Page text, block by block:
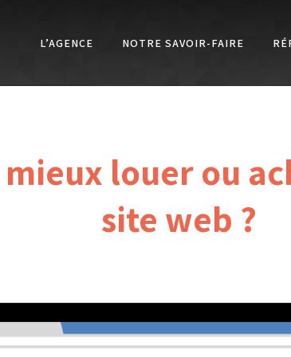
L’AGENCE NOTRE SAVOIR-FAIRE
louer ou
site web ?